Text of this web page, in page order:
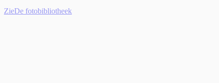
ZieDe fotobibliotheek